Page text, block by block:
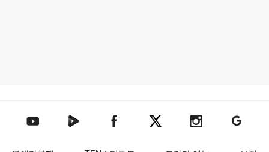
텐아시아 유튜브텐아시아 네이버TV텐아시아 페이스북텐아시아 엑스텐아시아 인스타그램
텐아시아